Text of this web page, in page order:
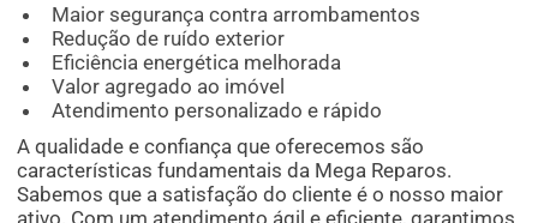
Maior segurança contra arrombamentos
Redução de ruído exterior
Eficiência energética melhorada
Valor agregado ao imóvel
Atendimento personalizado e rápido
A qualidade e confiança que oferecemos são
características fundamentais da Mega Reparos.
Sabemos que a satisfação do cliente é o nosso maior
ativo. Com um atendimento ágil e eficiente, garantimos